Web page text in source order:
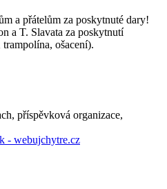
a přátelům za poskytnuté dary!
a T. Slavata za poskytnutí
ošacení).
příspěvková organizace,
- webujchytre.cz